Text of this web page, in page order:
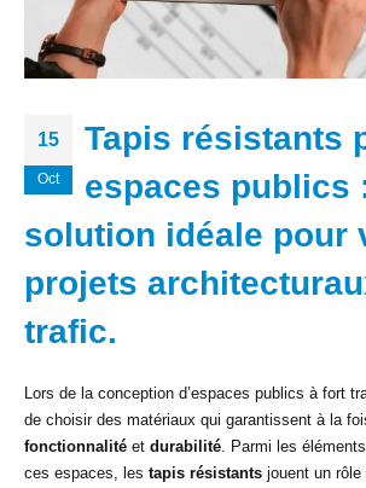
15
Oct
Tapis résistants
espaces publics
solution idéale pour
projets
trafic.
Lors de la conception d’espaces publics à fort
de choisir des matériaux qui garantissent à la
fonctionnalité et durabilité . Parmi les
ces espaces, les tapis résistants jouent un